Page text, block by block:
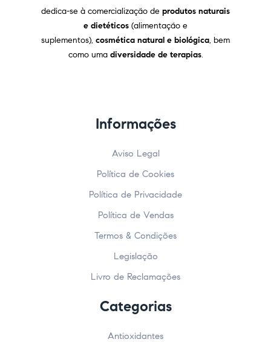
dedica-se à comercialização de produtos naturais
e dietéticos (alimentação e
suplementos), cosmética natural e biológica, bem
como uma diversidade de terapias.
Informações
Aviso Legal
Política de Cookies
Política de Privacidade
Política de Vendas
Termos & Condições
Legislação
Livro de Reclamações
Categorias
Antioxidantes